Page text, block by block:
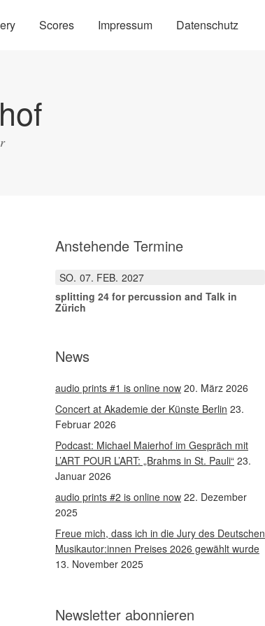
Scores Impressum Datenschutz
Anstehende Termine
SO. 07 FEB. 2027
splitting 24 for percussion and Talk in
Zürich
News
audio prints #1 is online now 20. März 2026
Concert at Akademie der Künste Berlin 23.
Februar 2026
Podcast: Michael Maierhof im Gespräch mit
L’ART POUR L’ART: „Brahms in St. Pauli“ 23.
Januar 2026
audio prints #2 is online now 22. Dezember
2025
Freue mich, dass ich in die Jury des Deutschen
Musikautor:innen Preises 2026 gewählt wurde
13. November 2025
Newsletter abonnieren